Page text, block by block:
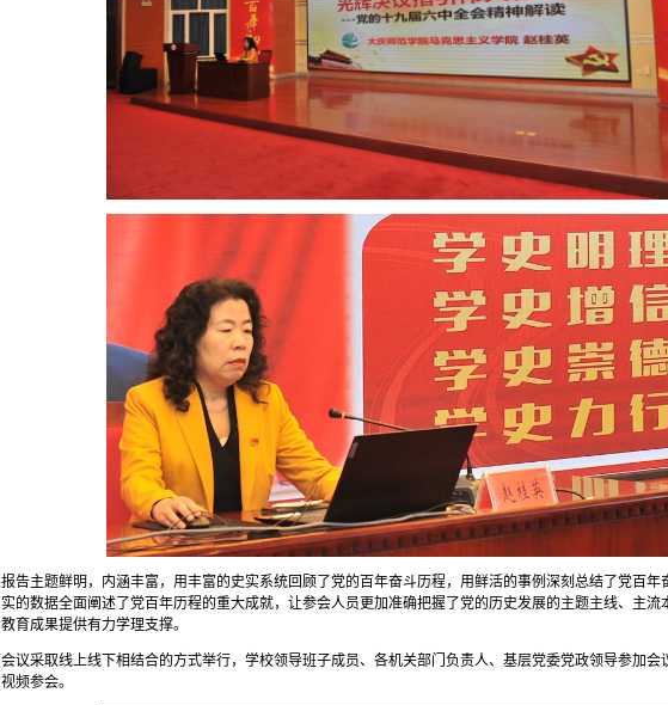
报告主题鲜明，内涵丰富，用丰富的史实系统回顾了党的百年奋斗历程，用鲜活的事例深刻总结了党百年
实的数据全面阐述了党百年历程的重大成就，让参会人员更加准确把握了党的历史发展的主题主线、主流
教育成果提供有力学理支撑。
会议采取线上线下相结合的方式举行，学校领导班子成员、各机关部门负责人、基层党委党政领导参加会
视频参会。